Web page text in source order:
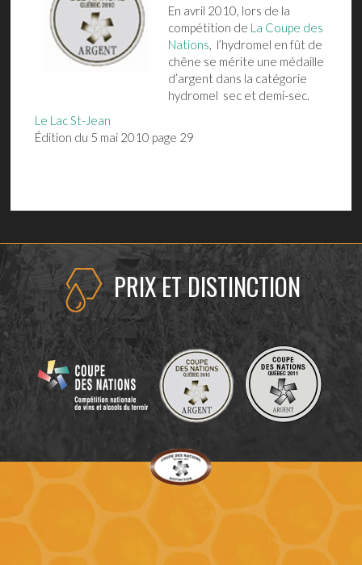
En avril 2010, lors de la
compétition de La Coupe des
Nations , l’hydromel en fût de
chêne se mérite une médaille
d’argent dans la catégorie
hydromel sec et demi-sec.
Le Lac St-Jean
Édition du 5 mai 2010 page 29
PRIX ET DISTINCTION